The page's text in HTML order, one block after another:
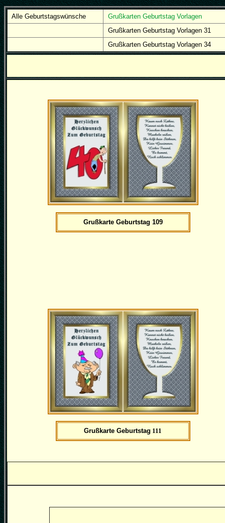
Alle Geburtstagswünsche
Grußkarten Geburtstag Vorlagen
Grußkarten Geburtstag Vorlagen 31
Grußkarten Geburtstag Vorlagen 34
Grußkarte Geburtstag 109
Grußkarte Geburtstag 111